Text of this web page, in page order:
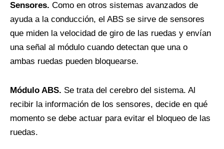
Sensores. Como en otros sistemas avanzados de
ayuda a la conducción, el ABS se sirve de sensores
que miden la velocidad de giro de las ruedas y envían
una señal al módulo cuando detectan que una o
ambas ruedas pueden bloquearse.
Módulo ABS. Se trata del cerebro del sistema. Al
recibir la información de los sensores, decide en qué
momento se debe actuar para evitar el bloqueo de las
ruedas.